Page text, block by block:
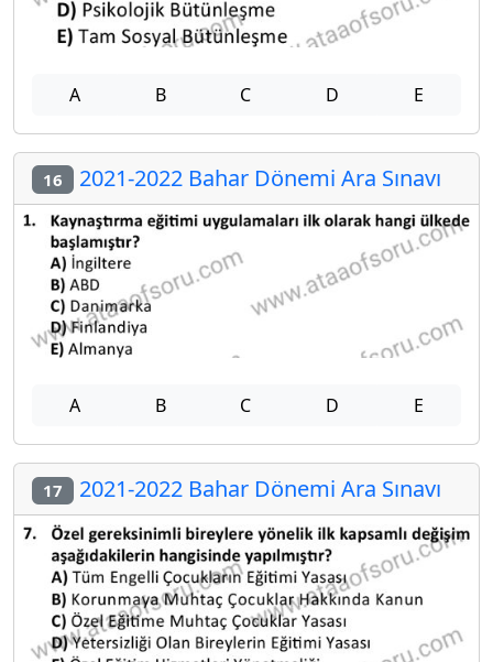
A B C D E
16 2021-2022 Bahar Dönemi Ara Sınavı
A B C D E
17 2021-2022 Bahar Dönemi Ara Sınavı